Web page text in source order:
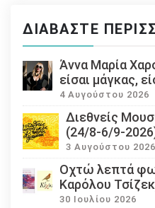
ΔΙΑΒΆΣΤΕ
Άννα Μαρία
είσαι μάγκας,
4 Αυγούστου 2026
Διεθνείς
(24/8-6/9-
3 Αυγούστου 2026
Οχτώ λεπτά
Καρόλου
30 Ιουλίου 2026